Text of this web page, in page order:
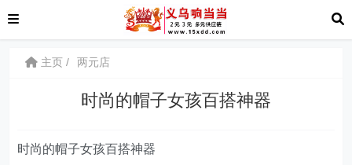
主页 两元店
时尚的帽子女孩百搭神器
时尚的帽子女孩百搭神器